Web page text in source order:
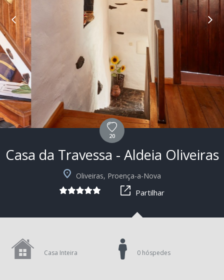
20
Casa da Travessa - Aldeia Oliveiras
Oliveiras, Proença-a-Nova
Partilhar
Casa Inteira 0 hóspedes